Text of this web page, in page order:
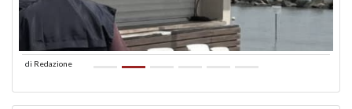
di Redazione